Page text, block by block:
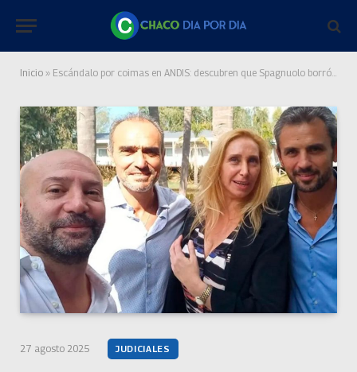
Inicio » Escándalo por coimas en ANDIS: descubren que Spagnuolo borró mensajes clave de su celular
27 agosto 2025 JUDICIALES